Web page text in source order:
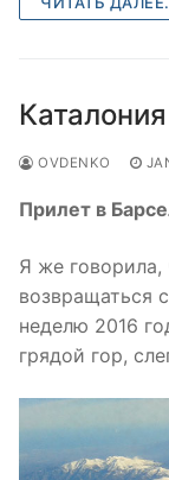
OVDENKO
Прилет в
Я же говорила,
возвращаться
неделю 2016
грядой гор,